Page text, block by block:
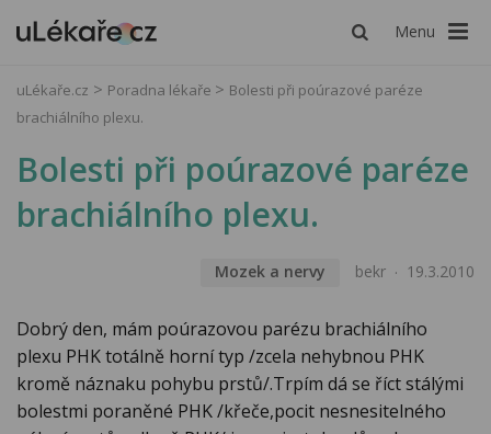
Menu
uLékaře.cz Poradna lékaře
Bolesti při poúrazové paréze
brachiálního plexu.
Bolesti při poúrazové paréze
brachiálního plexu.
Mozek a nervy bekr 19.3.2010
Dobrý den, mám poúrazovou parézu brachiálního
plexu PHK totálně horní typ /zcela nehybnou PHK
kromě náznaku pohybu prstů/.Trpím dá se říct stálými
bolestmi poraněné PHK /křeče,pocit nesnesitelného